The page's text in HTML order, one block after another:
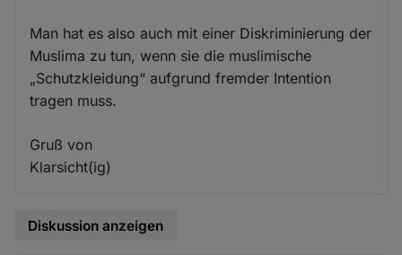
Man hat es also auch mit einer Diskriminierung der
Muslima zu tun, wenn sie die muslimische
„Schutzkleidung“ aufgrund fremder Intention
tragen muss.
Gruß von
Klarsicht(ig)
Diskussion anzeigen